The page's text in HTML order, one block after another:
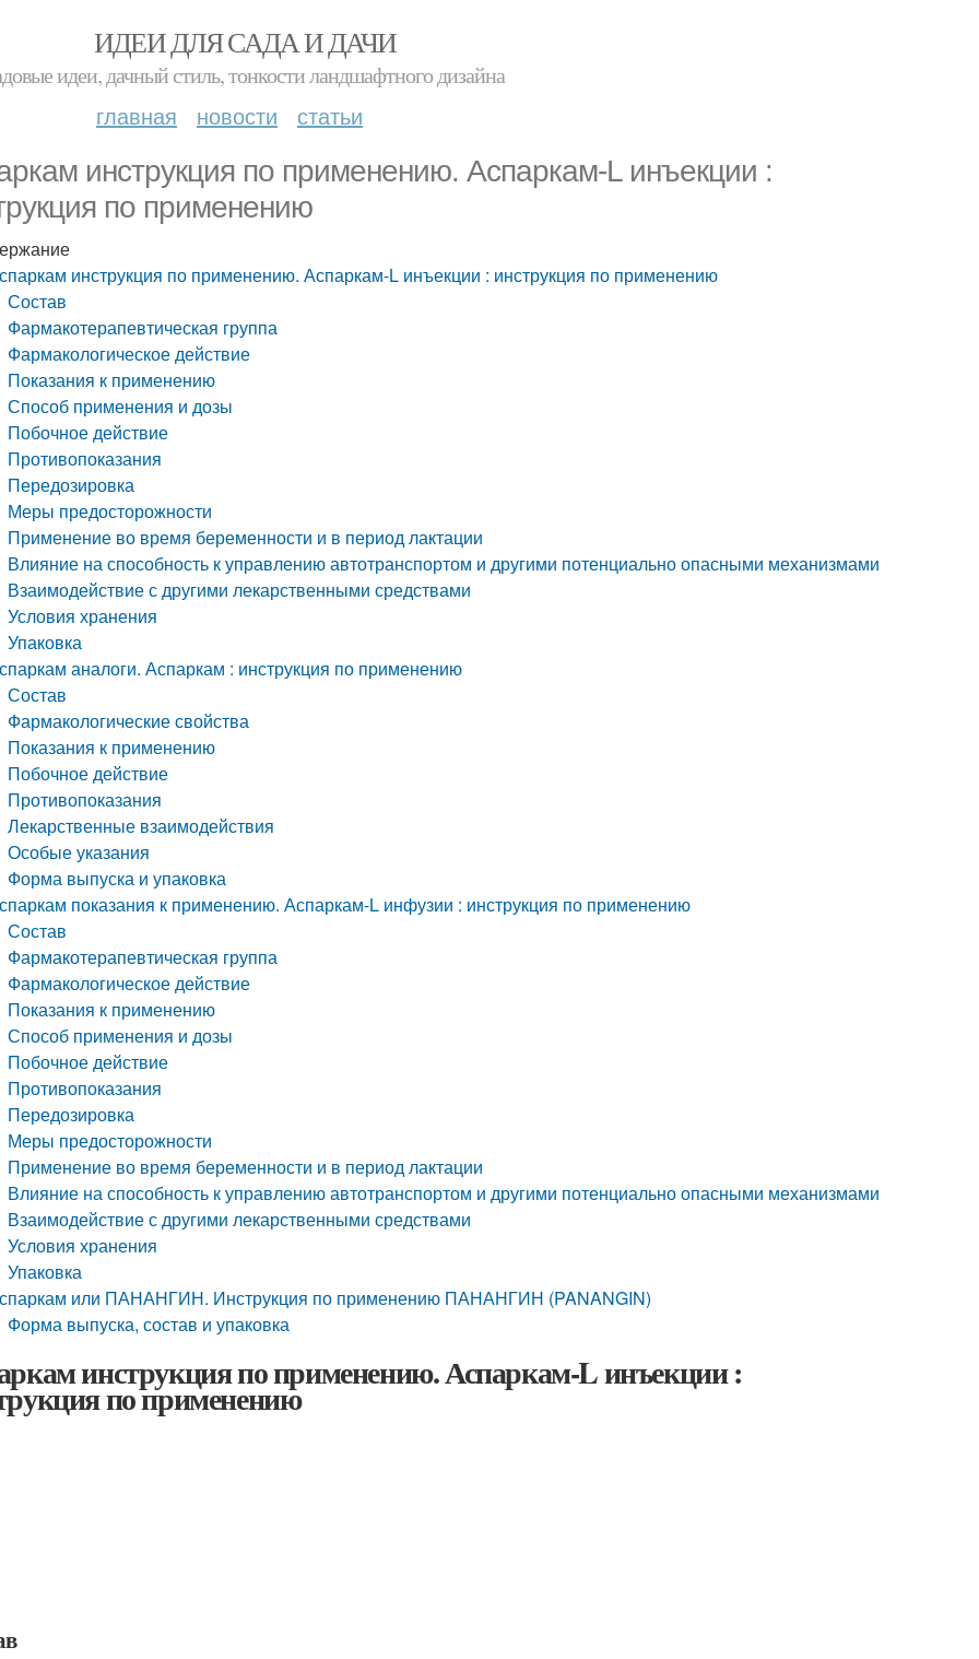
ИДЕИ ДЛЯ САДА И ДАЧИ
идеи, дачный стиль, тонкости ландшафтного дизайна
главная новости статьи
инструкция по применению. Аспаркам-L инъекции :
по применению
инструкция по применению. Аспаркам-L инъекции : инструкция по применению
Состав
Фармакотерапевтическая группа
Фармакологическое действие
Показания к применению
Способ применения и дозы
Побочное действие
Противопоказания
Передозировка
Меры предосторожности
Применение во время беременности и в период лактации
Влияние на способность к управлению автотранспортом и другими потенциально опасными механизмами
Взаимодействие с другими лекарственными средствами
Условия хранения
Упаковка
аналоги. Аспаркам : инструкция по применению
Состав
Фармакологические свойства
Показания к применению
Побочное действие
Противопоказания
Лекарственные взаимодействия
Особые указания
Форма выпуска и упаковка
показания к применению. Аспаркам-L инфузии : инструкция по применению
Состав
Фармакотерапевтическая группа
Фармакологическое действие
Показания к применению
Способ применения и дозы
Побочное действие
Противопоказания
Передозировка
Меры предосторожности
Применение во время беременности и в период лактации
Влияние на способность к управлению автотранспортом и другими потенциально опасными механизмами
Взаимодействие с другими лекарственными средствами
Условия хранения
Упаковка
или ПАНАНГИН. Инструкция по применению ПАНАНГИН (PANANGIN)
Форма выпуска, состав и упаковка
инструкция по применению. Аспаркам-L инъекции :
по применению